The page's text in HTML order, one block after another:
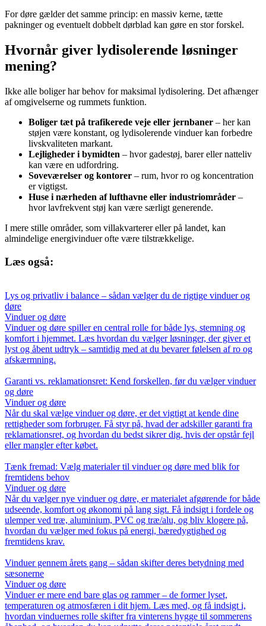
For døre gælder det samme princip: en massiv kerne, tætte
pakninger og eventuelt dobbelt dørblad kan gøre en stor forskel.
Hvornår giver lydisolerende løsninger
mening?
Ikke alle boliger har behov for maksimal lydisolering. Det afhænger
af omgivelserne og rummets funktion.
Boliger tæt på trafikerede veje eller jernbaner – her kan
støjen være konstant, og lydisolerende vinduer kan forbedre
livskvaliteten markant.
Lejligheder i bymidten – hvor gadestøj, barer eller natteliv
kan være en udfordring.
Soveværelser og kontorer – rum, hvor ro og koncentration
er vigtigst.
Huse i nærheden af lufthavne eller industriområder –
hvor lavfrekvent støj kan være særligt generende.
I mere stille områder, som villakvarterer eller på landet, kan
almindelige energivinduer ofte være tilstrækkelige.
Læs også:
Lys og privatliv i balance – sådan vælger du de rigtige vinduer og
døre
Vinduer og døre
Vinduer og døre spiller en central rolle for både lys, stemning og
komfort i hjemmet. Læs hvordan du vælger løsninger, der giver et
lyst og åbent udtryk – samtidig med at du bevarer følelsen af ro og
afskærmning.
Garanti vs. reklamationsret: Kend forskellen, før du vælger vinduer
og døre
Vinduer og døre
Når du skal vælge vinduer og døre, er det vigtigt at kende dine
rettigheder som forbruger. Få styr på, hvad der adskiller garanti fra
reklamationsret, og hvordan du bedst sikrer dig, hvis der opstår fejl
eller mangler efter købet.
Tænk fremad: Vælg materialer til vinduer og døre med blik for
fremtidens behov
Vinduer og døre
Når du vælger nye vinduer og døre, er materialet afgørende for både
udseende, komfort og økonomi på lang sigt. Få indsigt i fordele og
ulemper ved træ, aluminium, PVC og træ/alu, og bliv klogere på,
hvordan du vælger med fokus på energi, bæredygtighed og
fremtidens krav.
Vinduer gennem årets gang – sådan skifter deres betydning med
sæsonerne
Vinduer og døre
Vinduer er mere end bare glas og rammer – de former lyset,
temperaturen og atmosfæren i dit hjem. Læs med, og få indsigt i,
hvordan vinduernes rolle skifter fra vinterens hygge til sommerens